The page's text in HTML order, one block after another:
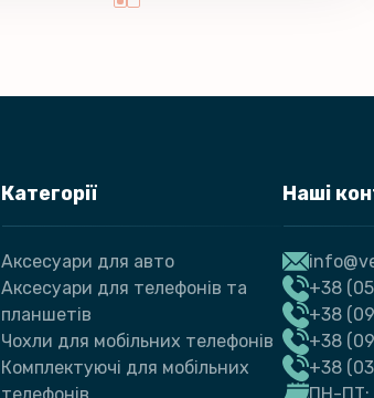
Категорії
Аксесуари для авто
Аксесуари для телефонів та
планшетів
Чохли для мобільних телефонів
Комплектуючі для мобільних
Наші
+38
+38
+38
+38